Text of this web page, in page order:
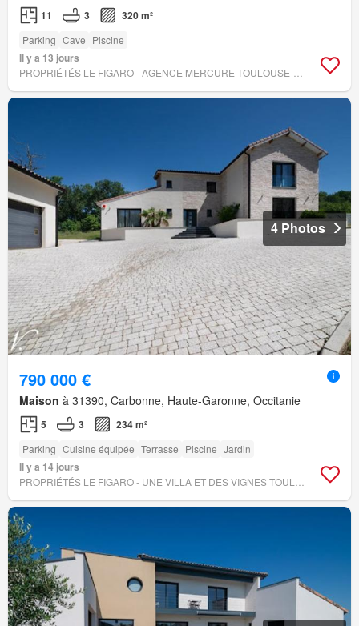
11 3 320 m²
Parking Cave Piscine
Il y a 13 jours
4 Photos
790 000 €
Maison à 31390, Carbonne, Haute-Garonne, Occitanie
5 3 234 m²
Parking Cuisine équipée Terrasse Piscine Jardin
Il y a 14 jours